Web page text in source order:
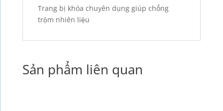
Trang bị khóa chuyên dụng giúp chống
trộm nhiên liệu
Sản phẩm liên quan